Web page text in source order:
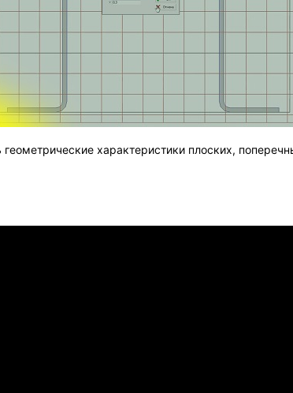
характеристики плоских,